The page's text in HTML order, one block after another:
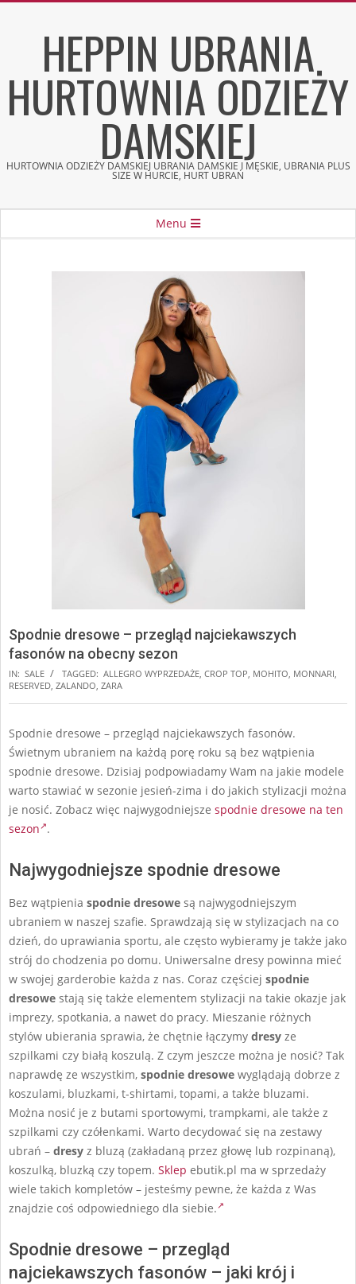
HEPPIN UBRANIA
HURTOWNIA ODZIEŻY
DAMSKIEJ
HURTOWNIA ODZIEŻY DAMSKIEJ UBRANIA DAMSKIE I MĘSKIE, UBRANIA PLUS
SIZE W HURCIE, HURT UBRAŃ
Menu
Spodnie dresowe – przegląd najciekawszych
fasonów na obecny sezon
IN: SALE TAGGED: ALLEGRO WYPRZEDAŻE, CROP TOP, MOHITO, MONNARI,
RESERVED, ZALANDO, ZARA
Spodnie dresowe – przegląd najciekawszych fasonów.
Świetnym ubraniem na każdą porę roku są bez wątpienia
spodnie dresowe. Dzisiaj podpowiadamy Wam na jakie modele
warto stawiać w sezonie jesień-zima i do jakich stylizacji można
je nosić. Zobacz więc najwygodniejsze spodnie dresowe na ten
sezon .
Najwygodniejsze spodnie dresowe
Bez wątpienia spodnie dresowe są najwygodniejszym
ubraniem w naszej szafie. Sprawdzają się w stylizacjach na co
dzień, do uprawiania sportu, ale często wybieramy je także jako
strój do chodzenia po domu. Uniwersalne dresy powinna mieć
w swojej garderobie każda z nas. Coraz częściej spodnie
dresowe stają się także elementem stylizacji na takie okazje jak
imprezy, spotkania, a nawet do pracy. Mieszanie różnych
stylów ubierania sprawia, że chętnie łączymy dresy ze
szpilkami czy białą koszulą. Z czym jeszcze można je nosić? Tak
naprawdę ze wszystkim, spodnie dresowe wyglądają dobrze z
koszulami, bluzkami, t-shirtami, topami, a także bluzami.
Można nosić je z butami sportowymi, trampkami, ale także z
szpilkami czy czółenkami. Warto decydować się na zestawy
ubrań – dresy z bluzą (zakładaną przez głowę lub rozpinaną),
koszulką, bluzką czy topem. Sklep ebutik.pl ma w sprzedaży
wiele takich kompletów – jesteśmy pewne, że każda z Was
znajdzie coś odpowiedniego dla siebie.
Spodnie dresowe – przegląd
najciekawszych fasonów – jaki krój i